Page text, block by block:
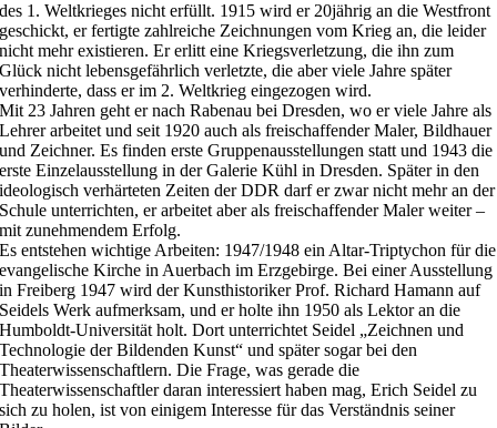
des 1. Weltkrieges nicht erfüllt. 1915 wird er 20jährig an die Westfront
geschickt, er fertigte zahlreiche Zeichnungen vom Krieg an, die leider
nicht mehr existieren. Er erlitt eine Kriegsverletzung, die ihn zum
Glück nicht lebensgefährlich verletzte, die aber viele Jahre später
verhinderte, dass er im 2. Weltkrieg eingezogen wird.
Mit 23 Jahren geht er nach Rabenau bei Dresden, wo er viele Jahre als
Lehrer arbeitet und seit 1920 auch als freischaffender Maler, Bildhauer
und Zeichner. Es finden erste Gruppenausstellungen statt und 1943 die
erste Einzelausstellung in der Galerie Kühl in Dresden. Später in den
ideologisch verhärteten Zeiten der DDR darf er zwar nicht mehr an der
Schule unterrichten, er arbeitet aber als freischaffender Maler weiter –
mit zunehmendem Erfolg.
Es entstehen wichtige Arbeiten: 1947/1948 ein Altar-Triptychon für die
evangelische Kirche in Auerbach im Erzgebirge. Bei einer Ausstellung
in Freiberg 1947 wird der Kunsthistoriker Prof. Richard Hamann auf
Seidels Werk aufmerksam, und er holte ihn 1950 als Lektor an die
Humboldt-Universität holt. Dort unterrichtet Seidel „Zeichnen und
Technologie der Bildenden Kunst“ und später sogar bei den
Theaterwissenschaftlern. Die Frage, was gerade die
Theaterwissenschaftler daran interessiert haben mag, Erich Seidel zu
sich zu holen, ist von einigem Interesse für das Verständnis seiner